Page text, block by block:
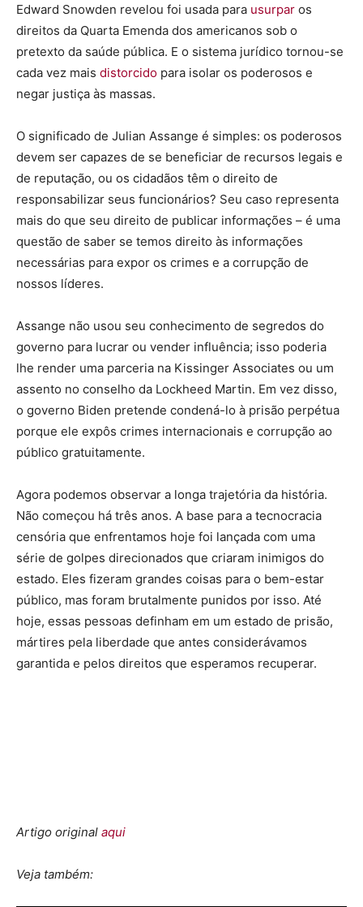
Edward Snowden revelou foi usada para usurpar os
direitos da Quarta Emenda dos americanos sob o
pretexto da saúde pública. E o sistema jurídico tornou-se
cada vez mais distorcido para isolar os poderosos e
negar justiça às massas.
O significado de Julian Assange é simples: os poderosos
devem ser capazes de se beneficiar de recursos legais e
de reputação, ou os cidadãos têm o direito de
responsabilizar seus funcionários? Seu caso representa
mais do que seu direito de publicar informações – é uma
questão de saber se temos direito às informações
necessárias para expor os crimes e a corrupção de
nossos líderes.
Assange não usou seu conhecimento de segredos do
governo para lucrar ou vender influência; isso poderia
lhe render uma parceria na Kissinger Associates ou um
assento no conselho da Lockheed Martin. Em vez disso,
o governo Biden pretende condená-lo à prisão perpétua
porque ele expôs crimes internacionais e corrupção ao
público gratuitamente.
Agora podemos observar a longa trajetória da história.
Não começou há três anos. A base para a tecnocracia
censória que enfrentamos hoje foi lançada com uma
série de golpes direcionados que criaram inimigos do
estado. Eles fizeram grandes coisas para o bem-estar
público, mas foram brutalmente punidos por isso. Até
hoje, essas pessoas definham em um estado de prisão,
mártires pela liberdade que antes considerávamos
garantida e pelos direitos que esperamos recuperar.
Artigo original aqui
Veja também: